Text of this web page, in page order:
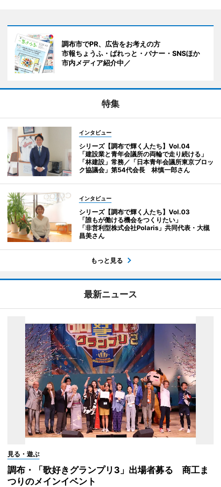
調布市でPR、広告をお考えの方
市報ちょうふ・ぱれっと・バナー・SNSほか
市内メディア紹介中／
特集
インタビュー
シリーズ【調布で輝く人たち】Vol.04
「建設業と青年会議所の両輪で走り続ける」
「林建設」常務／「日本青年会議所東京ブロッ
ク協議会」第54代会長 林慎一郎さん
インタビュー
シリーズ【調布で輝く人たち】Vol.03
「誰もが働ける機会をつくりたい」
「非営利型株式会社Polaris」共同代表・大槻
昌美さん
もっと見る
最新ニュース
見る・遊ぶ
調布・「歌好きグランプリ3」出場者募る 商工ま
つりのメインイベント